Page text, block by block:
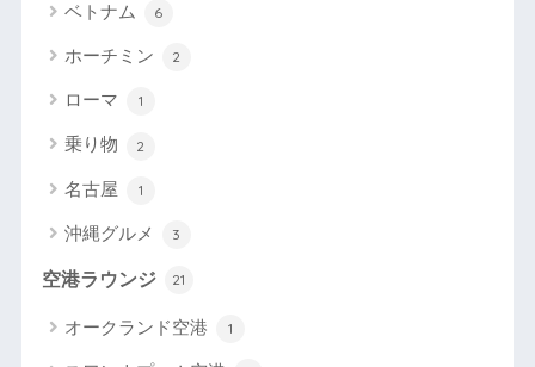
ベトナム 6
ホーチミン 2
ローマ 1
乗り物 2
名古屋 1
沖縄グルメ 3
空港ラウンジ 21
オークランド空港 1